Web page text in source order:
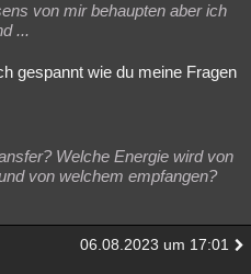
von mir behaupten aber ich
...
gespannt wie du meine Fragen
Welche Energie wird von
von welchem empfangen?
06.08.2023 um 17:01